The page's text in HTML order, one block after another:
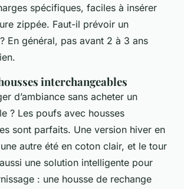
spécifiques, faciles à insérer
zippée. Faut-il prévoir un
En général, pas avant 2 à 3 ans
interchangeables
d’ambiance sans acheter un
? Les poufs avec housses
sont parfaits. Une version hiver en
autre été en coton clair, et le tour
une solution intelligente pour
: une housse de rechange